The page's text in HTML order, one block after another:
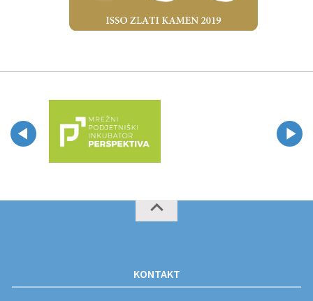
KONTAKT